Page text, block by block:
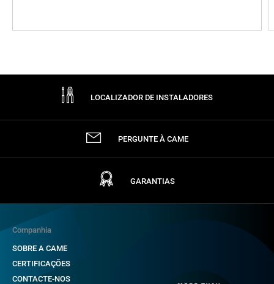
LOCALIZADOR DE INSTALADORES
PERGUNTE À CAME
GARANTIAS
Companhia
SOBRE A CAME
CERTIFICAÇÕES
CONTACTE-NOS